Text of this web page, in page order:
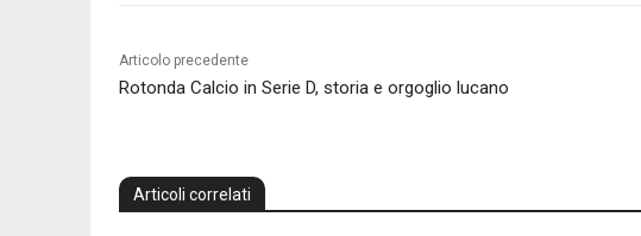
Articolo precedente
Rotonda Calcio in Serie D, storia e orgoglio lucano
Articoli correlati